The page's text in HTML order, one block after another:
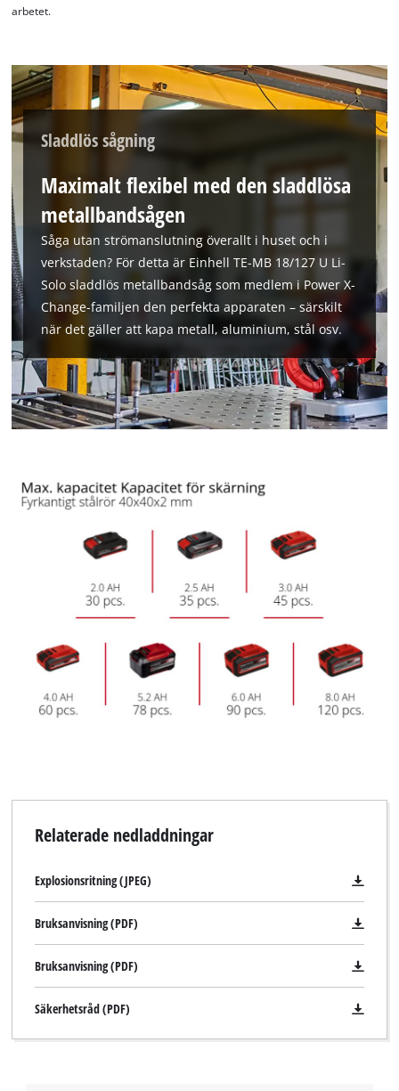
arbetet.
Sladdlös sågning
Maximalt flexibel med den sladdlösa
metallbandsågen
Såga utan strömanslutning överallt i huset och i
verkstaden? För detta är Einhell TE-MB 18/127 U Li-
Solo sladdlös metallbandsåg som medlem i Power X-
Change-familjen den perfekta apparaten – särskilt
när det gäller att kapa metall, aluminium, stål osv.
Relaterade nedladdningar
Explosionsritning (JPEG)
Bruksanvisning (PDF)
Bruksanvisning (PDF)
Säkerhetsråd (PDF)